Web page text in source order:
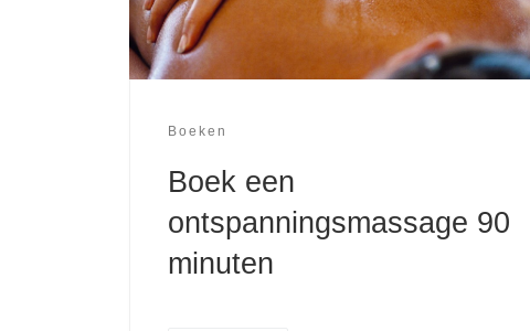
Boeken
Boek een
ontspanningsmassage 90
minuten